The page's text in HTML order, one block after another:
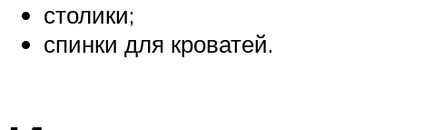
столики;
спинки для кроватей.